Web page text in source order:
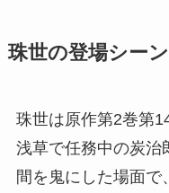
珠世の登場シーン
珠世は原作第2巻第
浅草で任務中の炭治
間を鬼にした場面で